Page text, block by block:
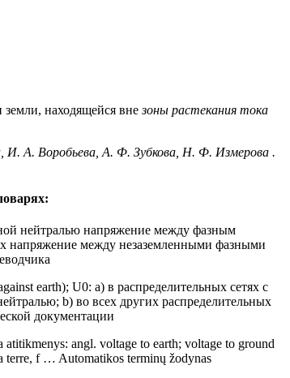
находящейся внезоны растекания тока
А. Воробьева, А. Ф. Зубкова, Н. Ф. Измерова .
нейтралью напряжение между фазным
напряжение между незаземленными фазными
earth); U0: a) в распределительных сетях с
b) во всех других распределительных
документации
angl. voltage to earth; voltage to ground
terre, f … Automatikos terminų žodynas